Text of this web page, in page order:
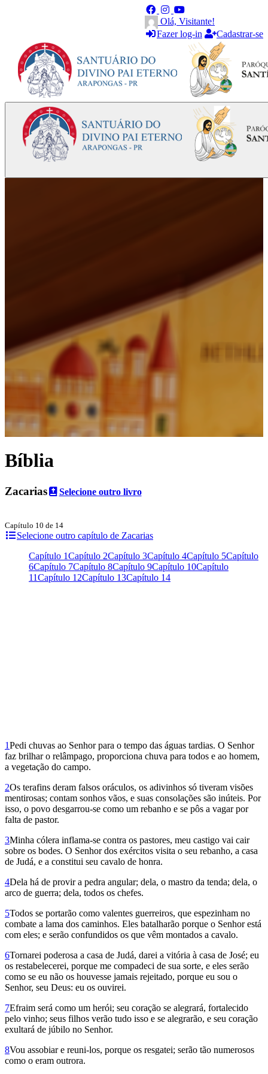
Olá, Visitante!
Fazer log-in
Cadastrar-se
Bíblia
Zacarias Selecione outro livro
Capítulo 10 de 14
Selecione outro capítulo de Zacarias
Capítulo 1Capítulo 2Capítulo 3Capítulo 4Capítulo 5Capítulo
6Capítulo 7Capítulo 8Capítulo 9Capítulo 10Capítulo
11Capítulo 12Capítulo 13Capítulo 14
1Pedi chuvas ao Senhor para o tempo das águas tardias. O Senhor
faz brilhar o relâmpago, proporciona chuva para todos e ao homem,
a vegetação do campo.
2Os terafins deram falsos oráculos, os adivinhos só tiveram visões
mentirosas; contam sonhos vãos, e suas consolações são inúteis. Por
isso, o povo desgarrou-se como um rebanho e se pôs a vagar por
falta de pastor.
3Minha cólera inflama-se contra os pastores, meu castigo vai cair
sobre os bodes. O Senhor dos exércitos visita o seu rebanho, a casa
de Judá, e a constitui seu cavalo de honra.
4Dela há de provir a pedra angular; dela, o mastro da tenda; dela, o
arco de guerra; dela, todos os chefes.
5Todos se portarão como valentes guerreiros, que espezinham no
combate a lama dos caminhos. Eles batalharão porque o Senhor está
com eles; e serão confundidos os que vêm montados a cavalo.
6Tornarei poderosa a casa de Judá, darei a vitória à casa de José; eu
os restabelecerei, porque me compadeci de sua sorte, e eles serão
como se eu não os houvesse jamais rejeitado, porque eu sou o
Senhor, seu Deus: eu os ouvirei.
7Efraim será como um herói; seu coração se alegrará, fortalecido
pelo vinho; seus filhos verão tudo isso e se alegrarão, e seu coração
exultará de júbilo no Senhor.
8Vou assobiar e reuni-los, porque os resgatei; serão tão numerosos
como o eram outrora.